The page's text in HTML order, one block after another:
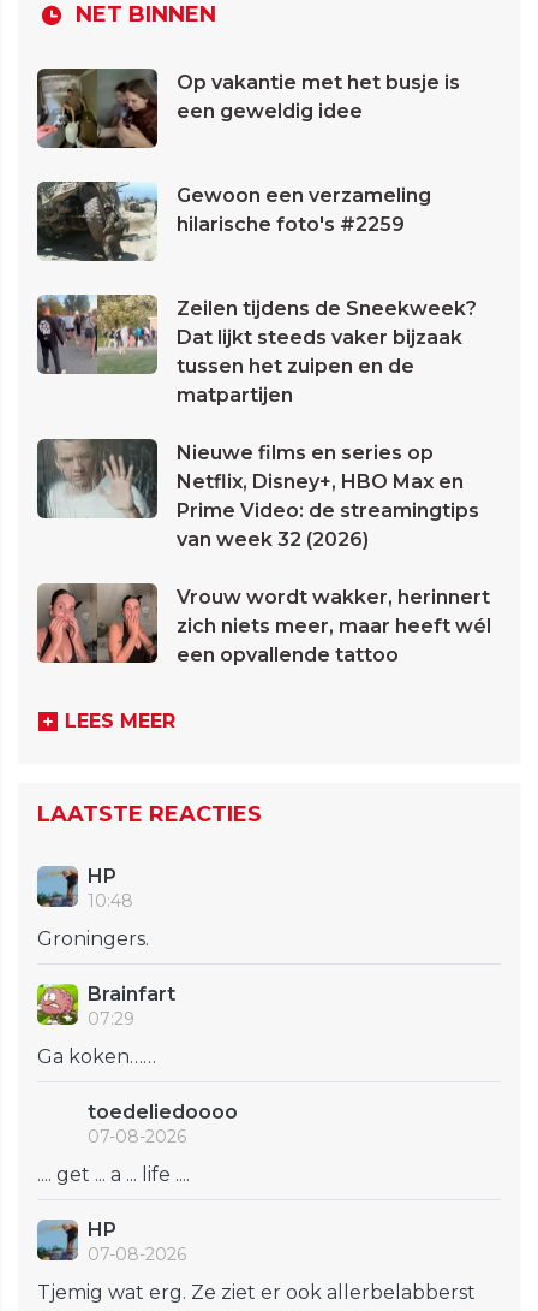
NET BINNEN
Op vakantie met het busje is
een geweldig idee
Gewoon een verzameling
hilarische foto's #2259
Zeilen tijdens de Sneekweek?
Dat lijkt steeds vaker bijzaak
tussen het zuipen en de
matpartijen
Nieuwe films en series op
Netflix, Disney+, HBO Max en
Prime Video: de streamingtips
van week 32 (2026)
Vrouw wordt wakker, herinnert
zich niets meer, maar heeft wél
een opvallende tattoo
LEES MEER
LAATSTE REACTIES
HP
10:48
Groningers.
Brainfart
07:29
Ga koken……
toedeliedoooo
07-08-2026
.... get ... a ... life ....
HP
07-08-2026
Tjemig wat erg. Ze ziet er ook allerbelabberst